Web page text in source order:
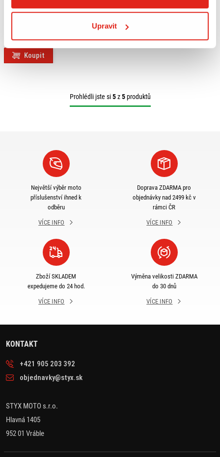
Upravit
139 Kč s DPH
Na objednávku
Koupit
Prohlédli jste si5z5produktů
Největší výběr moto
příslušenství ihned k
odběru
VÍCE INFO
Doprava ZDARMA pro
objednávky nad 2499 kč v
rámci ČR
VÍCE INFO
Zboží SKLADEM
expedujeme do 24 hod.
VÍCE INFO
Výměna velikosti ZDARMA
do 30 dnů
VÍCE INFO
KONTAKT
+421 905 203 392
objednavky@styx.sk
STYX MOTO s.r.o.
Hlavná 1405
952 01 Vráble